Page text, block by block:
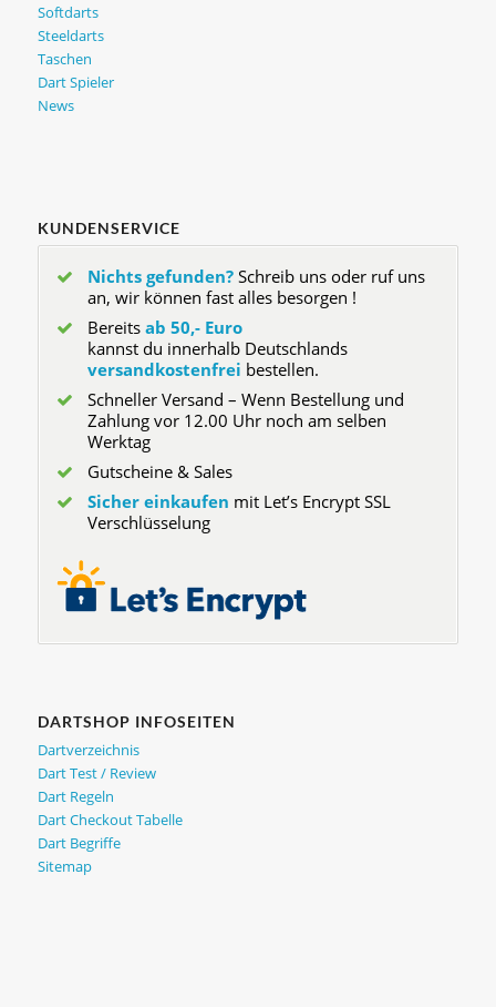
Softdarts
Steeldarts
Taschen
Dart Spieler
News
KUNDENSERVICE
Nichts gefunden?Schreib uns oder ruf uns
an, wir können fast alles besorgen !
Bereits ab 50,- Euro
kannst du innerhalb Deutschlands
versandkostenfrei bestellen.
Schneller Versand – Wenn Bestellung und
Zahlung vor 12.00 Uhr noch am selben
Werktag
Gutscheine & Sales
Sicher einkaufen mit Let’s Encrypt SSL
Verschlüsselung
DARTSHOP INFOSEITEN
Dartverzeichnis
Dart Test / Review
Dart Regeln
Dart Checkout Tabelle
Dart Begriffe
Sitemap